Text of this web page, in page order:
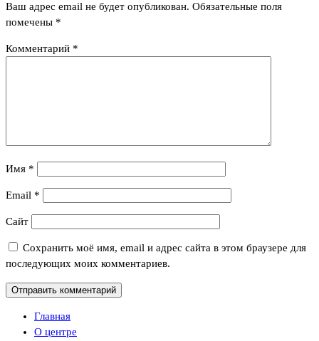
Ваш адрес email не будет опубликован. Обязательные поля
помечены *
Комментарий *
Имя *
Email *
Сайт
Сохранить моё имя, email и адрес сайта в этом браузере для
последующих моих комментариев.
Главная
О центре